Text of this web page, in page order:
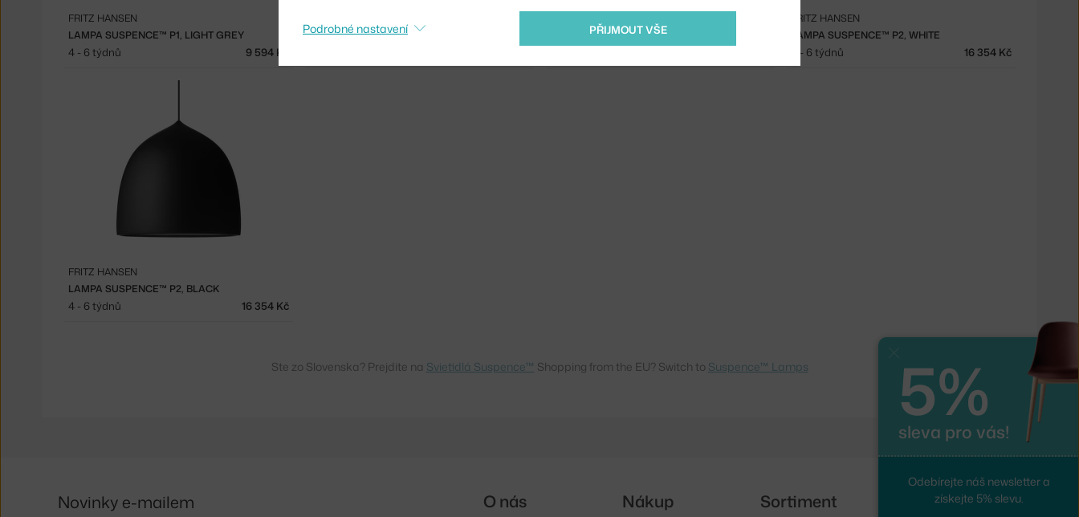
LAMPA SUSPENCE™ P1, LIGHT GREY
FRITZ HANSEN
4 - 6 týdnů 9 594 Kč
LAMPA SUSPENCE™ P1, BLACK LAMPA SUSPENCE™ P2, COPPER LAMPA SUSPENCE™ P2, WHITE
FRITZ HANSEN
4 - 6 týdnů 16 354 Kč
LAMPA SUSPENCE™ P2, BLACK
FRITZ HANSEN
4 - 6 týdnů 16 354 Kč
Ste zo Slovenska? Prejdite na Svietidlá Suspence™ Shopping from the EU? Switch to Suspence™ Lamps
PŘIJMOUT VŠE
Podrobné nastavení
5%
sleva pro vás!
Odebírejte náš newsletter a
získejte 5% slevu.
Novinky e-mailem O nás Nákup Sortiment Sledujte nás